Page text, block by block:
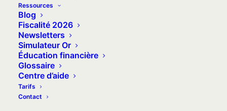
Ressources
Blog
Fiscalité 2026
Newsletters
Simulateur Or
Éducation financière
Glossaire
Centre d’aide
Tarifs
Contact
28 janvier 2025
Le cash stuffing : des
enveloppes pour gérer
son budget ?